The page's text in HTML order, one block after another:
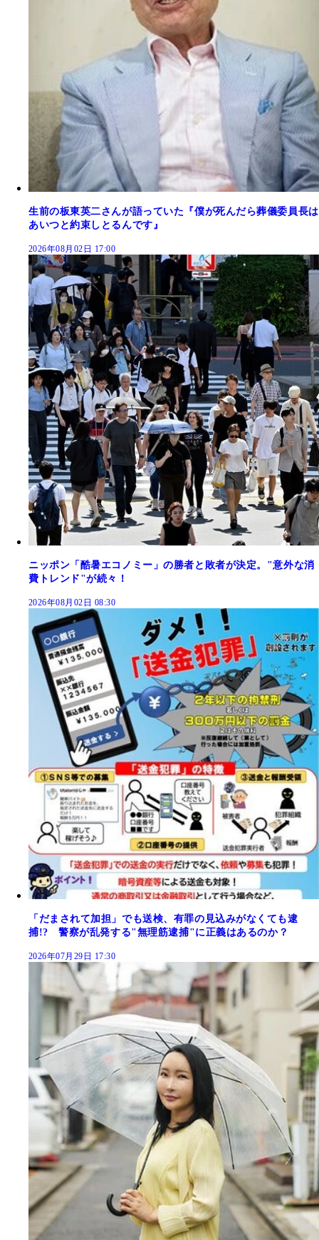
生前の板東英二さんが語っていた『僕が死んだら葬儀委員長は
あいつと約束しとるんです』
2026年08月02日 17:00
ニッポン「酷暑エコノミー」の勝者と敗者が決定。"意外な消
費トレンド"が続々！
2026年08月02日 08:30
「だまされて加担」でも送検、有罪の見込みがなくても逮
捕!? 警察が乱発する"無理筋逮捕"に正義はあるのか？
2026年07月29日 17:30